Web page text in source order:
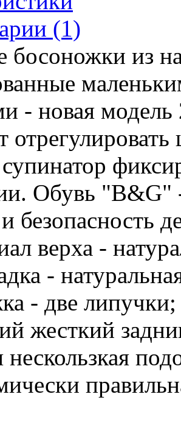
(1)
босоножки из
- новая
Обувь "B&G"
безопасность
верха -
-
- две липучки;
жесткий